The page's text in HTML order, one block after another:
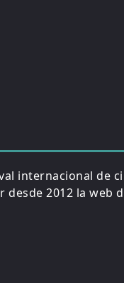
internacional de
2012 la web